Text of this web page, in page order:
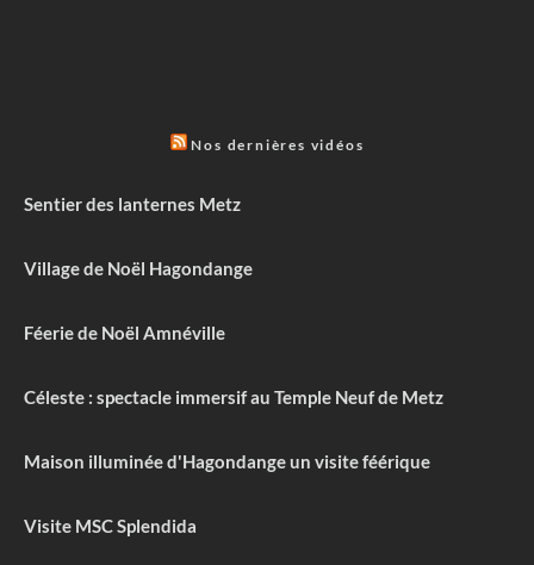
Nos dernières vidéos
Sentier des lanternes Metz
Village de Noël Hagondange
Féerie de Noël Amnéville
Céleste : spectacle immersif au Temple Neuf de Metz
Maison illuminée d'Hagondange un visite féérique
Visite MSC Splendida